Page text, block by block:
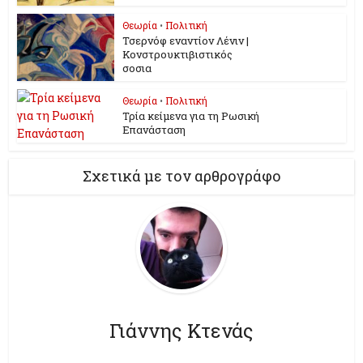
Θεωρία • Πολιτική
Τσερνόφ εναντίον Λένιν |
Κονστρουκτιβιστικός
σοσια
Θεωρία • Πολιτική
Τρία κείμενα για τη Ρωσική
Επανάσταση
Σχετικά με τον αρθρογράφο
Γιάννης Κτενάς